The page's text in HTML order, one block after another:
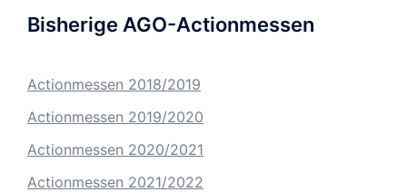
Bisherige AGO-Actionmessen
Actionmessen 2018/2019
Actionmessen 2019/2020
Actionmessen 2020/2021
Actionmessen 2021/2022